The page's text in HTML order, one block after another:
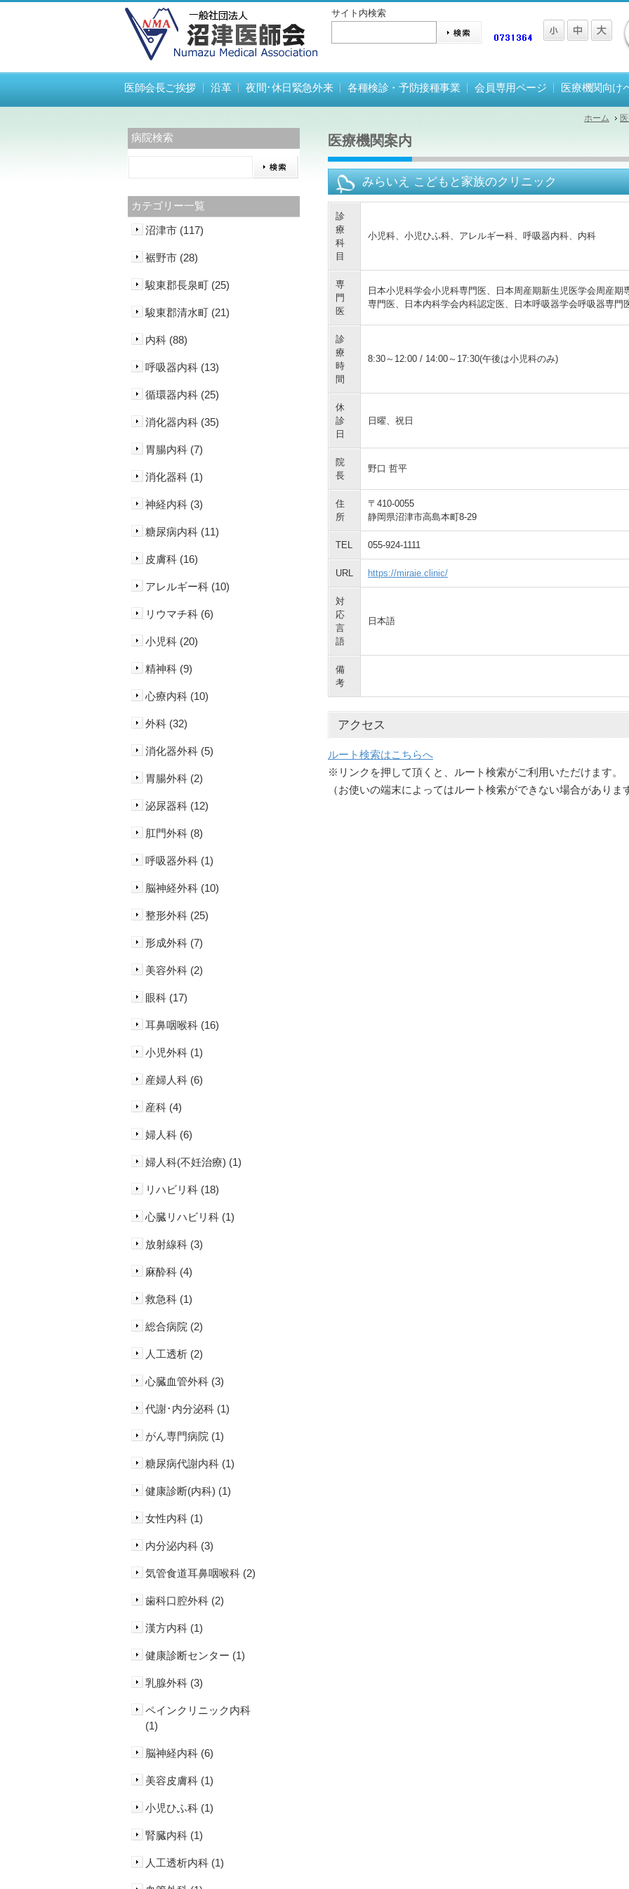
サイト内検索
医師会長ご挨拶 沿革 夜間･休日緊急外来 各種検診・予防接種事業 会員専用ページ 医療機関向け
ホーム
医療機関案内
みらいえ こどもと家族のクリニック
診
療
科
目
小児科、小児ひふ科、アレルギー科、呼吸器内科、内科
専
門
医
日本小児科学会小児科専門医、日本周産期新生児医学会周産
専門医、日本内科学会内科認定医、日本呼吸器学会呼吸器専門
診
療
時
間
8:30～12:00 / 14:00～17:30(午後は小児科のみ)
休
診
日
日曜、祝日
院
長
野口 哲平
住
所
〒410-0055
静岡県沼津市高島本町8-29
TEL 055-924-1111
URL https://miraie.clinic/
対
応
言
語
日本語
備
考
アクセス
ルート検索はこちらへ
※リンクを押して頂くと、ルート検索がご利用いただけます。
（お使いの端末によってはルート検索ができない場合がありま
病院検索
カテゴリー一覧
沼津市 (117)
裾野市 (28)
駿東郡長泉町 (25)
駿東郡清水町 (21)
内科 (88)
呼吸器内科 (13)
循環器内科 (25)
消化器内科 (35)
胃腸内科 (7)
消化器科 (1)
神経内科 (3)
糖尿病内科 (11)
皮膚科 (16)
アレルギー科 (10)
リウマチ科 (6)
小児科 (20)
精神科 (9)
心療内科 (10)
外科 (32)
消化器外科 (5)
胃腸外科 (2)
泌尿器科 (12)
肛門外科 (8)
呼吸器外科 (1)
脳神経外科 (10)
整形外科 (25)
形成外科 (7)
美容外科 (2)
眼科 (17)
耳鼻咽喉科 (16)
小児外科 (1)
産婦人科 (6)
産科 (4)
婦人科 (6)
婦人科(不妊治療) (1)
リハビリ科 (18)
心臓リハビリ科 (1)
放射線科 (3)
麻酔科 (4)
救急科 (1)
総合病院 (2)
人工透析 (2)
心臓血管外科 (3)
代謝･内分泌科 (1)
がん専門病院 (1)
糖尿病代謝内科 (1)
健康診断(内科) (1)
女性内科 (1)
内分泌内科 (3)
気管食道耳鼻咽喉科 (2)
歯科口腔外科 (2)
漢方内科 (1)
健康診断センター (1)
乳腺外科 (3)
ペインクリニック内科
(1)
脳神経内科 (6)
美容皮膚科 (1)
小児ひふ科 (1)
腎臓内科 (1)
人工透析内科 (1)